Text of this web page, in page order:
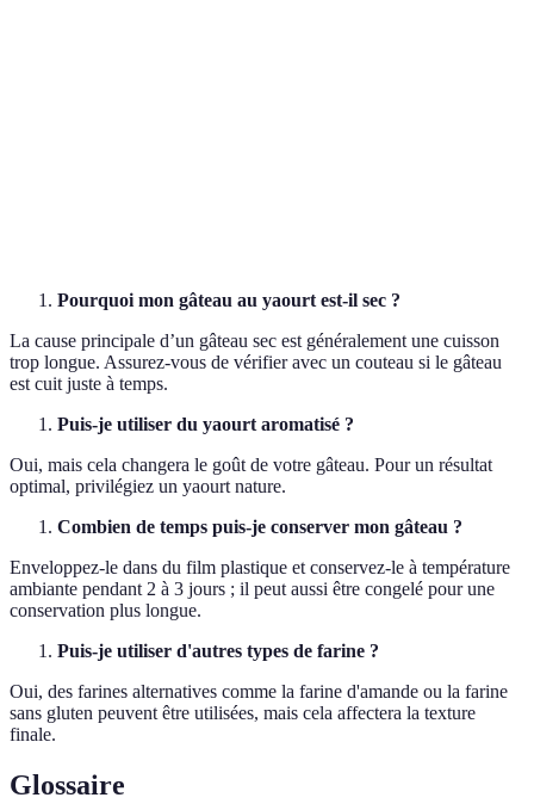
Pourquoi mon gâteau au yaourt est-il sec ?
La cause principale d’un gâteau sec est généralement une cuisson
trop longue. Assurez-vous de vérifier avec un couteau si le gâteau
est cuit juste à temps.
Puis-je utiliser du yaourt aromatisé ?
Oui, mais cela changera le goût de votre gâteau. Pour un résultat
optimal, privilégiez un yaourt nature.
Combien de temps puis-je conserver mon gâteau ?
Enveloppez-le dans du film plastique et conservez-le à température
ambiante pendant 2 à 3 jours ; il peut aussi être congelé pour une
conservation plus longue.
Puis-je utiliser d'autres types de farine ?
Oui, des farines alternatives comme la farine d'amande ou la farine
sans gluten peuvent être utilisées, mais cela affectera la texture
finale.
Glossaire